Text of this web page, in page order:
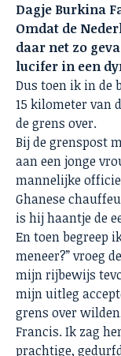
Dagje Burkina
Omdat de
daar net zo
lucifer in een
Dus toen ik in de
15 kilometer van
de grens over.
Bij de grenspost
aan een jonge
mannelijke
Ghanese
is hij haantje de
En toen begreep
meneer?” vroeg
mijn rijbewijs
mijn uitleg
grens over
Francis. Ik zag
prachtige,